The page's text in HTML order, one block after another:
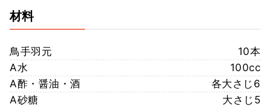
材料
鳥手羽元
10本
A水
100cc
A酢・醤油・酒
各大さじ6
A砂糖
大さじ5